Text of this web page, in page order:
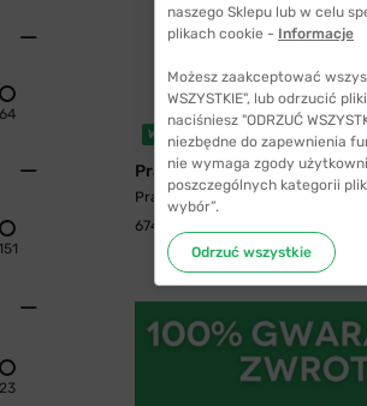
64
151
23
WYSYŁKA 24H
Prada
Prada A57V 5AK1O1 53
674,99 zł
naszego Sklepu lub w celu
plikach cookie - Informacje
Możesz zaakceptować
WSZYSTKIE", lub odrzucić
naciśniesz "ODRZUĆ
niezbędne do zapewnienia
nie wymaga zgody
poszczególnych kategorii
wybór”.
Odrzuć wszystkie